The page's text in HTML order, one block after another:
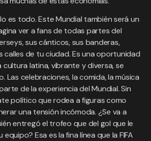
es todo. Este Mundial también será un
ver a fans de todas partes del
sus cánticos, sus banderas,
calles de tu ciudad. Es una oportunidad
latina, vibrante y diversa, se
Las celebraciones, la comida, la música
de la experiencia del Mundial. Sin
político que rodea a figuras como
una tensión incómoda. ¿Se va a
entregó el trofeo que del gol que le
Esa es la fina línea que la FIFA